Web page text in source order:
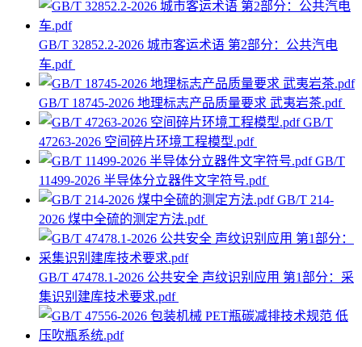
GB/T 32852.2-2026 城市客运术语 第2部分：公共汽电
车.pdf
GB/T 18745-2026 地理标志产品质量要求 武夷岩茶.pdf
GB/T
47263-2026 空间碎片环境工程模型.pdf
GB/T
11499-2026 半导体分立器件文字符号.pdf
GB/T 214-
2026 煤中全硫的测定方法.pdf
GB/T 47478.1-2026 公共安全 声纹识别应用 第1部分：采
集识别建库技术要求.pdf